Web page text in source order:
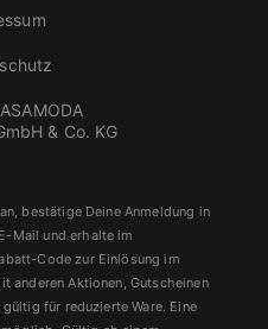
& Co. KG
bestätige Deine Anmeldung in
Mail und erhalte im
Code zur Einlösung im
anderen Aktionen, Gutscheinen
für reduzierte Ware. Eine